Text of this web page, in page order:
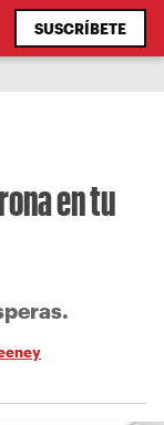
SUSCRÍBETE
en tu